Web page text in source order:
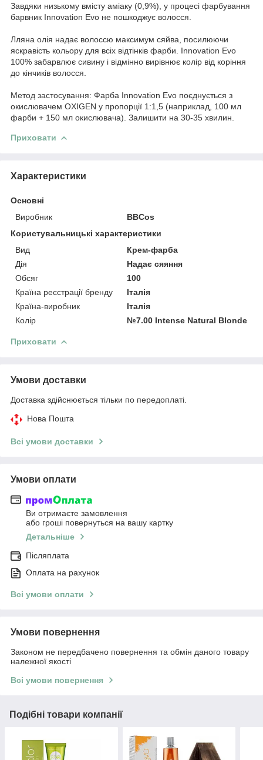
Завдяки низькому вмісту аміаку (0,9%), у процесі фарбування
барвник Innovation Evo не пошкоджує волосся.
Лляна олія надає волоссю максимум сяйва, посилюючи
яскравість кольору для всіх відтінків фарби. Innovation Evo
100% забарвлює сивину і відмінно вирівнює колір від коріння
до кінчиків волосся.
Метод застосування: Фарба Innovation Evo поєднується з
окислювачем OXIGEN у пропорції 1:1,5 (наприклад, 100 мл
фарби + 150 мл окислювача). Залишити на 30-35 хвилин.
Приховати
Характеристики
Основні
Виробник
BBCos
Користувальницькі характеристики
Вид
Крем-фарба
Дія
Надає сяяння
Обсяг
100
Країна реєстрації бренду
Італія
Країна-виробник
Італія
Колір
№7.00 Intense Natural Blonde
Приховати
Умови доставки
Доставка здійснюється тільки по передоплаті.
Нова Пошта
Всі умови доставки
Умови оплати
Ви отримаєте замовлення
або гроші повернуться на вашу картку
Детальніше
Післяплата
Оплата на рахунок
Всі умови оплати
Умови повернення
Законом не передбачено повернення та обмін даного товару
належної якості
Всі умови повернення
Подібні товари компанії